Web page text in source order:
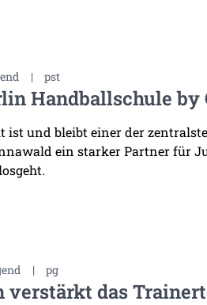
| pst
Handballschule
ist und bleibt einer der
ein starker Partner für
| pg
verstärkt das